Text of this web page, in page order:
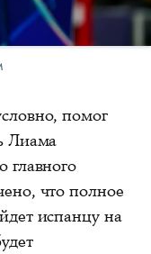
помог
Лиама
главного
что полное
испанцу на